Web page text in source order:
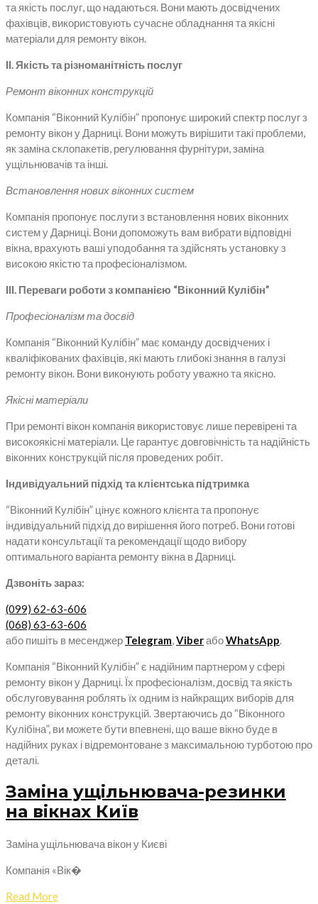
та якість послуг, що надаються. Вони мають досвідчених
фахівців, використовують сучасне обладнання та якісні
матеріали для ремонту вікон.
ІІ. Якість та різноманітність послуг
Ремонт віконних конструкцій
Компанія “Віконний Кулібін” пропонує широкий спектр послуг з
ремонту вікон у Дарниці. Вони можуть вирішити такі проблеми,
як заміна склопакетів, регулювання фурнітури, заміна
ущільнювачів та інші.
Встановлення нових віконних систем
Компанія пропонує послуги з встановлення нових віконних
систем у Дарниці. Вони допоможуть вам вибрати відповідні
вікна, врахують ваші уподобання та здійснять установку з
високою якістю та професіоналізмом.
ІІІ. Переваги роботи з компанією “Віконний Кулібін”
Професіоналізм та досвід
Компанія “Віконний Кулібін” має команду досвідчених і
кваліфікованих фахівців, які мають глибокі знання в галузі
ремонту вікон. Вони виконують роботу уважно та якісно.
Якісні матеріали
При ремонті вікон компанія використовує лише перевірені та
високоякісні матеріали. Це гарантує довговічність та надійність
віконних конструкцій після проведених робіт.
Індивідуальний підхід та клієнтська підтримка
“Віконний Кулібін” цінує кожного клієнта та пропонує
індивідуальний підхід до вирішення його потреб. Вони готові
надати консультації та рекомендації щодо вибору
оптимального варіанта ремонту вікна в Дарниці.
Дзвоніть зараз:
(099) 62-63-606
(068) 63-63-606
або пишіть в месенджер Telegram,ViberабоWhatsApp.
Компанія “Віконний Кулібін” є надійним партнером у сфері
ремонту вікон у Дарниці. Їх професіоналізм, досвід та якість
обслуговування роблять їх одним із найкращих виборів для
ремонту віконних конструкцій. Звертаючись до “Віконного
Кулібіна”, ви можете бути впевнені, що ваше вікно буде в
надійних руках і відремонтоване з максимальною турботою про
деталі.
Заміна ущільнювача-резинки
на вікнах Київ
Заміна ущільнювача вікон у Києві
Компанія «Вік�
Read More